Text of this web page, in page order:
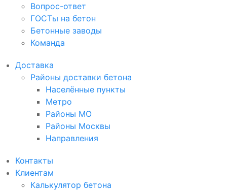
Вопрос-ответ
ГОСТы на бетон
Бетонные заводы
Команда
Доставка
Районы доставки бетона
Населённые пункты
Метро
Районы МО
Районы Москвы
Направления
Контакты
Клиентам
Калькулятор бетона